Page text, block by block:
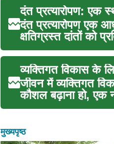
दंत प्रत्यारोपण: एक
दंत प्रत्यारोपण एक
क्षतिग्रस्त दांतों को
व्यक्तिगत विकास के
जीवन में व्यक्तिगत
कौशल बढ़ाना हो, एक
मुख्यपृष्ठ